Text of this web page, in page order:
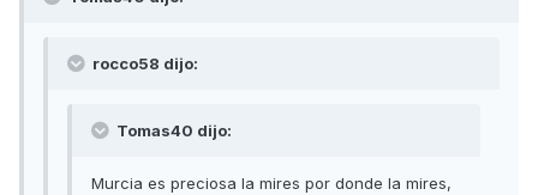
rocco58 dijo:
Tomas40 dijo:
Murcia es preciosa la mires por donde la mires,